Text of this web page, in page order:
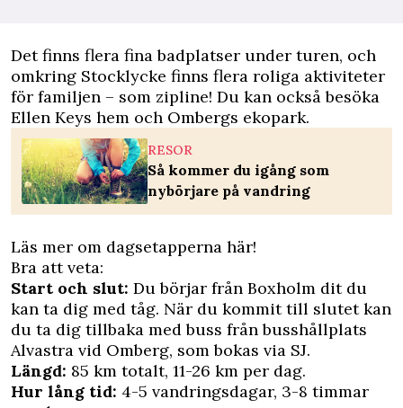
Det finns flera fina badplatser under turen, och
omkring Stocklycke finns flera roliga aktiviteter
för familjen – som zipline! Du kan också besöka
Ellen Keys hem och Ombergs ekopark.
RESOR
Så kommer du igång som
nybörjare på vandring
Läs mer om dagsetapperna här!
Bra att veta:
Start och slut: Du börjar från Boxholm dit du
kan ta dig med tåg. När du kommit till slutet kan
du ta dig tillbaka med buss från busshållplats
Alvastra vid Omberg, som bokas via SJ.
Längd: 85 km totalt, 11-26 km per dag.
Hur lång tid: 4-5 vandringsdagar, 3-8 timmar